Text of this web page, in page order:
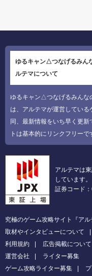
ゆるキャン△つなげるみん
ルテマについて
ゆるキャン△つなげるみんな
は、アルテマが運営してい
同、最新情報をいち早く更
トは基本的にリンクフリーで
アルテマは
しています。
証券コード
究極のゲーム攻略サイト『アル
取材やインタビューについて
利用規約
広告掲載について
運営会社
ライター募集
ゲーム攻略ライター募集